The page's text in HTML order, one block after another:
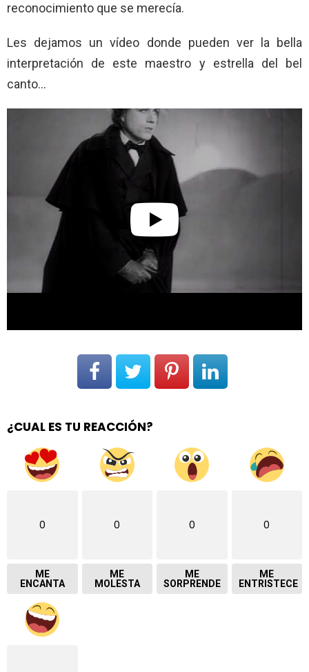
reconocimiento que se merecía.
Les dejamos un vídeo donde pueden ver la bella
interpretación de este maestro y estrella del bel
canto…
¿CUAL ES TU REACCIÓN?
0
ME
ENCANTA
0
ME
MOLESTA
0
ME
SORPRENDE
0
ME
ENTRISTECE